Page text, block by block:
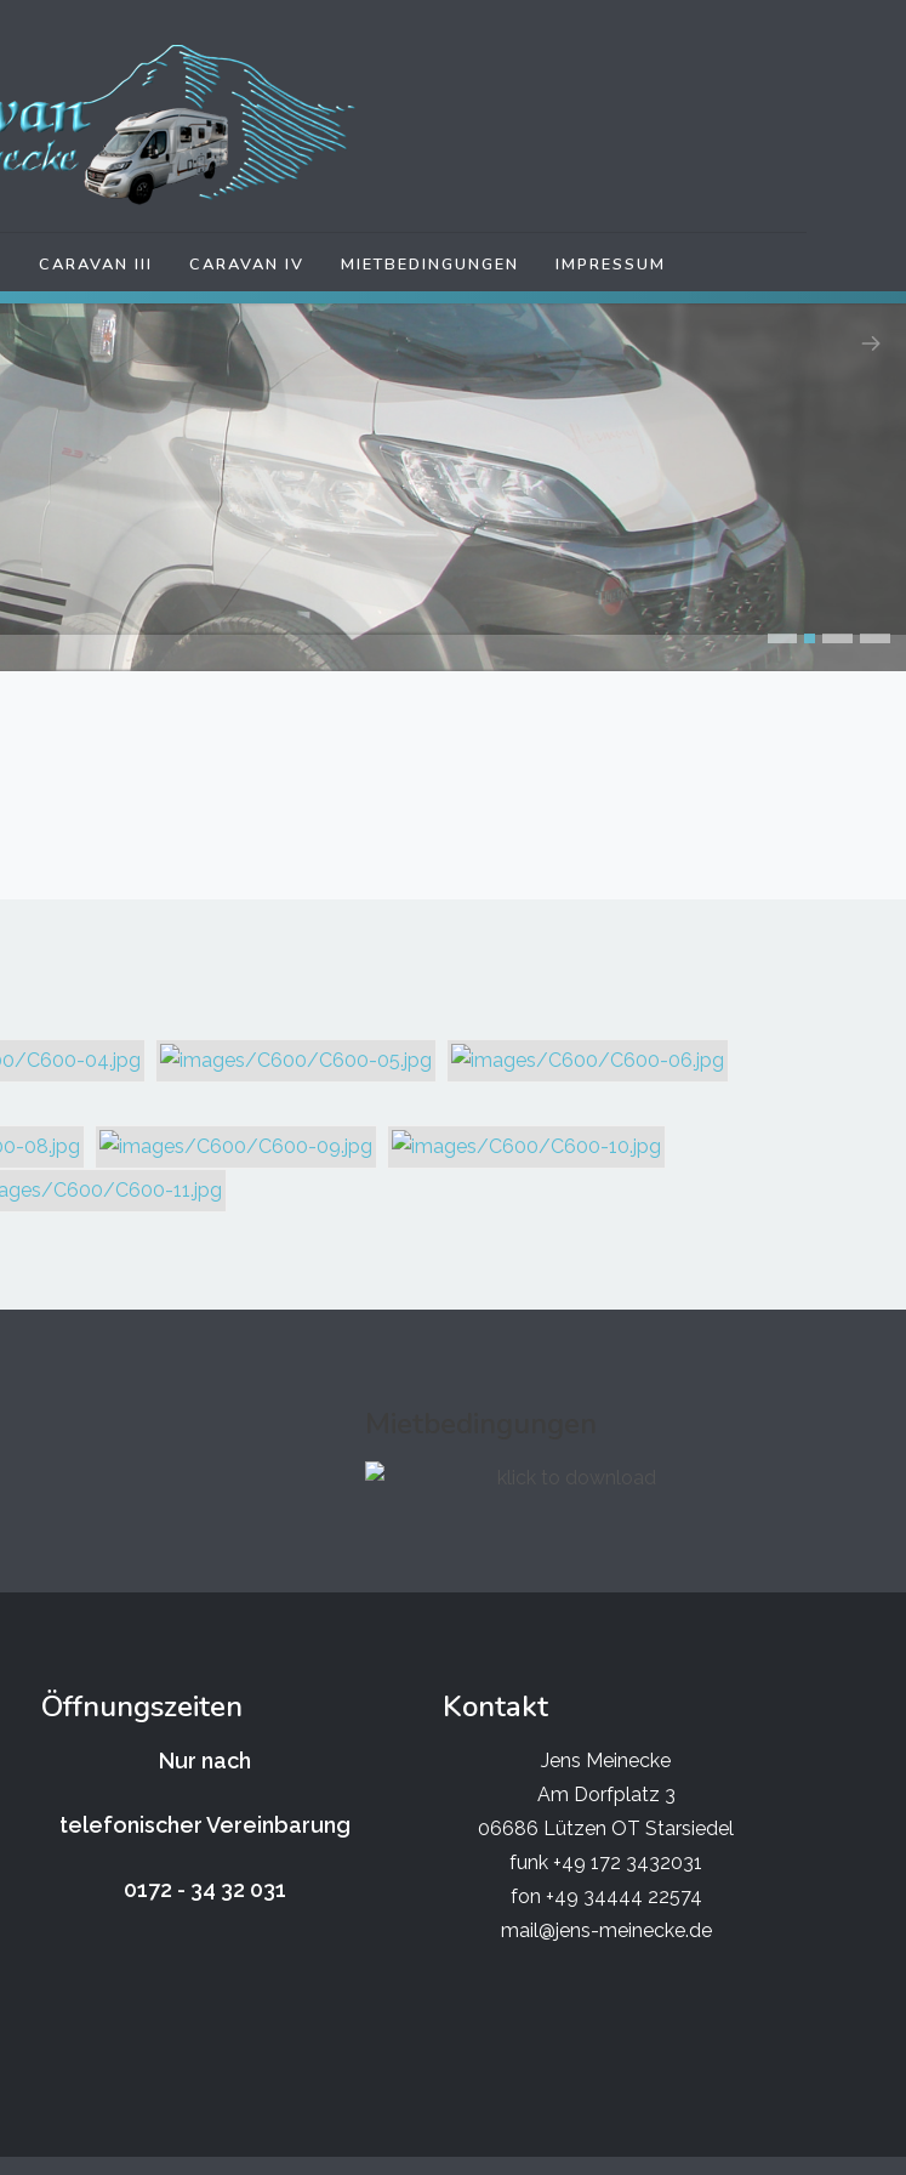
CARAVAN III CARAVAN IV MIETBEDINGUNGEN IMPRESSUM
Öffnungszeiten
Nur nach
telefonischer Vereinbarung
0172 - 34 32 031
Kontakt
Jens Meinecke
Am Dorfplatz 3
06686 Lützen OT Starsiedel
funk +49 172 3432031
fon +49 34444 22574
mail@jens-meinecke.de